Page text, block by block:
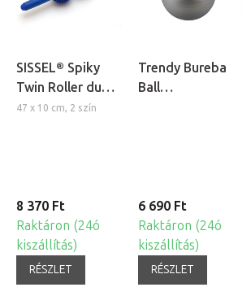
SISSEL® Spiky
Twin Roller dupla
tüskés
47 x 10 cm, 2 szín
8 370 Ft
Raktáron (24ó
kiszállítás)
RÉSZLET
Trendy Bureba
Ball
6 690 Ft
Raktáron (24ó
kiszállítás)
RÉSZLET